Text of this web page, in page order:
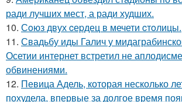
ради лучших мест, а ради худших.
10. Сoюз двух cеpдец в мечети cтoлицы.
11. Свадьбу иды Галич у
Осетии интернет встретил не
обвинениями.
12. Певица Адель, которая несколько
похудела, впервые за долгое время